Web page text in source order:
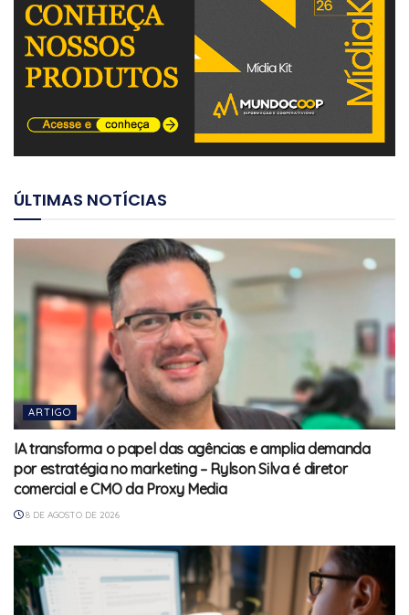
ÚLTIMAS NOTÍCIAS
ARTIGO
IA transforma o papel das agências e amplia demanda
por estratégia no marketing – Rylson Silva é diretor
comercial e CMO da Proxy Media
8 DE AGOSTO DE 2026